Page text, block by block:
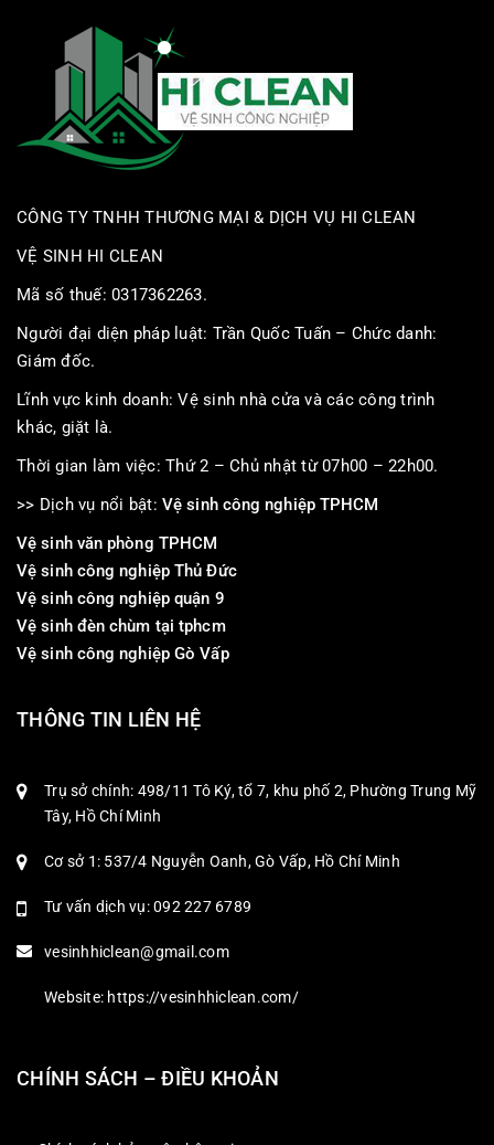
CÔNG TY TNHH THƯƠNG MẠI & DỊCH VỤ HI CLEAN
VỆ SINH HI CLEAN
Mã số thuế: 0317362263.
Người đại diện pháp luật: Trần Quốc Tuấn – Chức danh:
Giám đốc.
Lĩnh vực kinh doanh: Vệ sinh nhà cửa và các công trình
khác, giặt là.
Thời gian làm việc: Thứ 2 – Chủ nhật từ 07h00 – 22h00.
>> Dịch vụ nổi bật: Vệ sinh công nghiệp TPHCM
Vệ sinh văn phòng TPHCM
Vệ sinh công nghiệp Thủ Đức
Vệ sinh công nghiệp quận 9
Vệ sinh đèn chùm tại tphcm
Vệ sinh công nghiệp Gò Vấp
THÔNG TIN LIÊN HỆ
Trụ sở chính: 498/11 Tô Ký, tổ 7, khu phố 2, Phường Trung Mỹ
Tây, Hồ Chí Minh
Cơ sở 1: 537/4 Nguyễn Oanh, Gò Vấp, Hồ Chí Minh
Tư vấn dịch vụ: 092 227 6789
vesinhhiclean@gmail.com
Website: https://vesinhhiclean.com/
CHÍNH SÁCH – ĐIỀU KHOẢN